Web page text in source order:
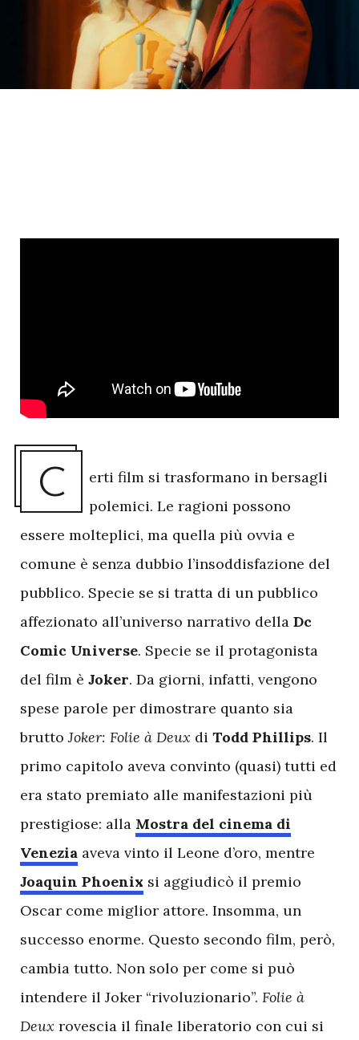
C
erti film si trasformano in bersagli
polemici. Le ragioni possono
essere molteplici, ma quella più ovvia e
comune è senza dubbio l’insoddisfazione del
pubblico. Specie se si tratta di un pubblico
affezionato all’universo narrativo della Dc
Comic Universe. Specie se il protagonista
del film è Joker. Da giorni, infatti, vengono
spese parole per dimostrare quanto sia
bruttoJoker: Folie à Deux di Todd Phillips. Il
primo capitolo aveva convinto (quasi) tutti ed
era stato premiato alle manifestazioni più
prestigiose: alla Mostra del cinema di
Venezia aveva vinto il Leone d’oro, mentre
Joaquin Phoenix si aggiudicò il premio
Oscar come miglior attore. Insomma, un
successo enorme. Questo secondo film, però,
cambia tutto. Non solo per come si può
intendere il Joker “rivoluzionario”. Folie à
Deux rovescia il finale liberatorio con cui si